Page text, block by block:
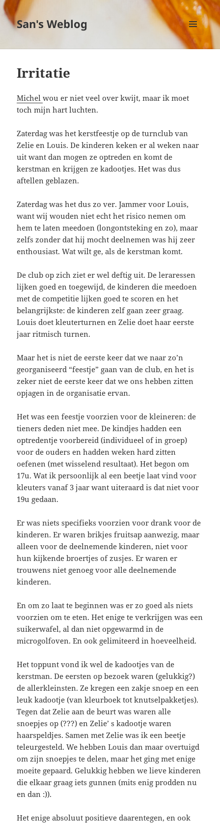
San's Weblog
MENU
EN
Irritatie
Michelwou er niet veel over kwijt, maar ik moet
toch mijn hart luchten.
Zaterdag was het kerstfeestje op de turnclub van
Zelie en Louis. De kinderen keken er al weken naar
uit want dan mogen ze optreden en komt de
kerstman en krijgen ze kadootjes. Het was dus
aftellen geblazen.
Zaterdag was het dus zo ver. Jammer voor Louis,
want wij wouden niet echt het risico nemen om
hem te laten meedoen (longontsteking en zo), maar
zelfs zonder dat hij mocht deelnemen was hij zeer
enthousiast. Wat wilt ge, als de kerstman komt.
De club op zich ziet er wel deftig uit. De leraressen
lijken goed en toegewijd, de kinderen die meedoen
met de competitie lijken goed te scoren en het
belangrijkste: de kinderen zelf gaan zeer graag.
Louis doet kleuterturnen en Zelie doet haar eerste
jaar ritmisch turnen.
Maar het is niet de eerste keer dat we naar zo’n
georganiseerd “feestje” gaan van de club, en het is
zeker niet de eerste keer dat we ons hebben zitten
opjagen in de organisatie ervan.
Het was een feestje voorzien voor de kleineren: de
tieners deden niet mee. De kindjes hadden een
optredentje voorbereid (individueel of in groep)
voor de ouders en hadden weken hard zitten
oefenen (met wisselend resultaat). Het begon om
17u. Wat ik persoonlijk al een beetje laat vind voor
kleuters vanaf 3 jaar want uiteraard is dat niet voor
19u gedaan.
Er was niets specifieks voorzien voor drank voor de
kinderen. Er waren brikjes fruitsap aanwezig, maar
alleen voor de deelnemende kinderen, niet voor
hun kijkende broertjes of zusjes. Er waren er
trouwens niet genoeg voor alle deelnemende
kinderen.
En om zo laat te beginnen was er zo goed als niets
voorzien om te eten. Het enige te verkrijgen was een
suikerwafel, al dan niet opgewarmd in de
microgolfoven. En ook gelimiteerd in hoeveelheid.
Het toppunt vond ik wel de kadootjes van de
kerstman. De eersten op bezoek waren (gelukkig?)
de allerkleinsten. Ze kregen een zakje snoep en een
leuk kadootje (van kleurboek tot knutselpakketjes).
Tegen dat Zelie aan de beurt was waren alle
snoepjes op (???) en Zelie’ s kadootje waren
haarspeldjes. Samen met Zelie was ik een beetje
teleurgesteld. We hebben Louis dan maar overtuigd
om zijn snoepjes te delen, maar het ging met enige
moeite gepaard. Gelukkig hebben we lieve kinderen
die elkaar graag iets gunnen (mits enig prodden nu
en dan :)).
Het enige absoluut positieve daarentegen, en ook